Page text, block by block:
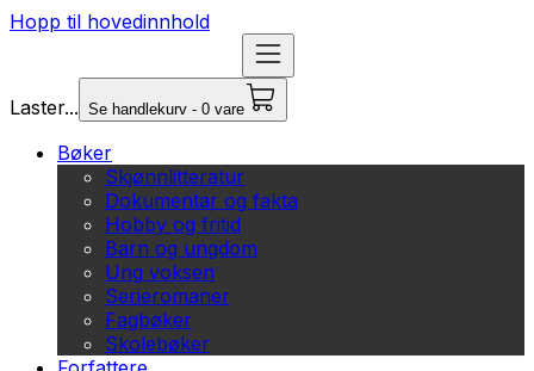
Hopp til hovedinnhold
Laster... Se handlekurv - 0 vare
Bøker
Skjønnlitteratur
Dokumentar og fakta
Hobby og fritid
Barn og ungdom
Ung voksen
Serieromaner
Fagbøker
Skolebøker